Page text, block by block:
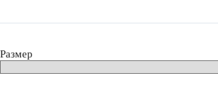
Размер